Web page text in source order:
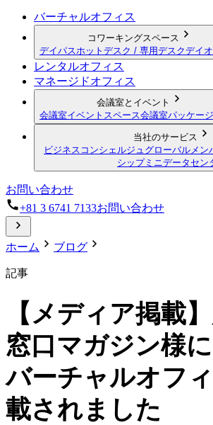
バーチャルオフィス
コワーキングスペース
デイパス ホットデスク / 専用デスクデイ
レンタルオフィス
マネージドオフィス
会議室とイベント
会議室イベントスペース会議室パッケー
当社のサービス
ビジネスコンシェルジュ グローバルメン
シップミニデータセン
お問い合わせ
+81 3 6741 7133お問い合わせ
ホーム ブログ
記事
【メディア掲載
窓口マガジン様
バーチャルオフ
載されました